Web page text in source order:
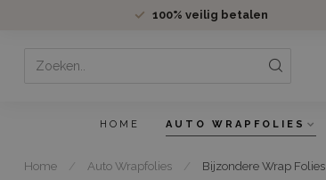
100% veilig betalen
HOME AUTO WRAPFOLIES
Home / Auto Wrapfolies / Bijzondere Wrap Folies